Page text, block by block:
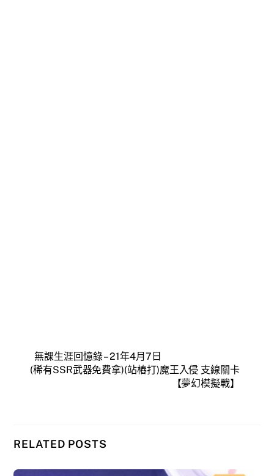
無課生涯回憶錄 – 21年4月7日
(稀有SSR武器免費拿)(站樁打)魔王入侵 支線關卡
【夢幻模擬戰】
RELATED POSTS